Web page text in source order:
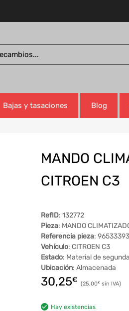
Bajas y tasaciones Blog
MANDO
CITROEN C3
RefID: 132772
Pieza: MANDO
Referencia pieza:
Vehículo: CITROEN C3
Estado: Material de
Ubicación: Almacenada
30,25€ 25,00€
Hay existencias